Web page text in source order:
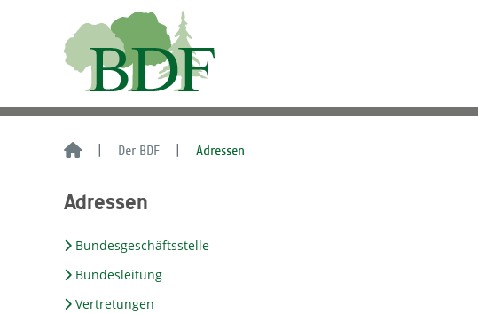
Der BDF Adressen
Adressen
Bundesgeschäftsstelle
Bundesleitung
Vertretungen